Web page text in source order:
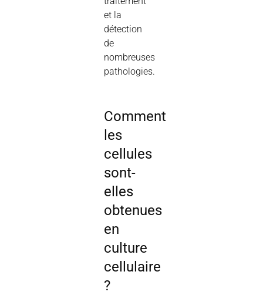
et la
détection
de
nombreuses
pathologies.
Comment
les
cellules
sont-
elles
obtenues
en
culture
cellulaire
?